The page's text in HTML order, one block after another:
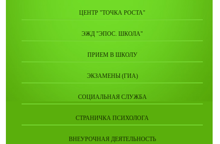
ЦЕНТР "ТОЧКА РОСТА"
ЭЖД "ЭПОС. ШКОЛА"
ПРИЕМ В ШКОЛУ
ЭКЗАМЕНЫ (ГИА)
СОЦИАЛЬНАЯ СЛУЖБА
СТРАНИЧКА ПСИХОЛОГА
ВНЕУРОЧНАЯ ДЕЯТЕЛЬНОСТЬ